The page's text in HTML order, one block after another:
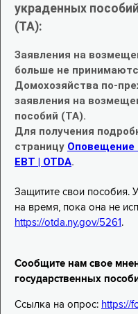
украденных
(TA):
Заявления на
больше не
Домохозяйства по-
заявления на
пособий (TA).
Для получения
страницу Оповещение
EBT | OTDA.
Защитите свои пособия.
на время, пока она не
https://otda.ny.gov/5261 .
Сообщите нам свое
государственных
Ссылка на опрос: https://